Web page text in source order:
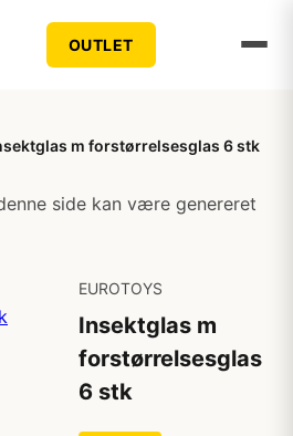
OUTLET
m forstørrelsesglas 6 stk
side kan være genereret
EUROTOYS
Insektglas m
forstørrelsesglas
6 stk